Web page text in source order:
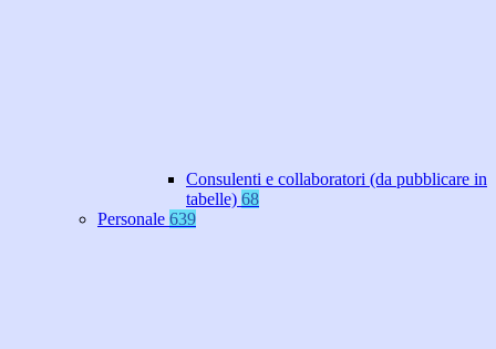
Consulenti e collaboratori (da pubblicare in
tabelle) 68
Personale 639